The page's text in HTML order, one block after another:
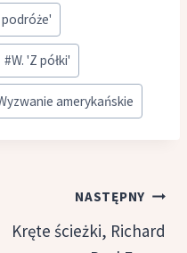
podróże'
#W. 'Z półki'
amerykańskie
NASTĘPNY
Kręte ścieżki, Richard